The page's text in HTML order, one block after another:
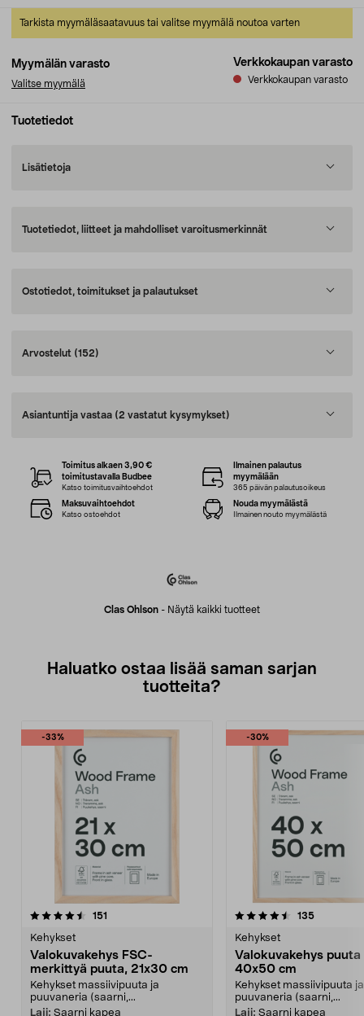
Myymälän varasto
Valitse myymälä
Verkkokaupan varasto
Verkkokaupan varasto
Tarkista myymäläsaatavuus tai valitse myymälä noutoa varten
Tuotetiedot
Lisätietoja
Tuotetiedot, liitteet ja mahdolliset varoitusmerkinnät
Ostotiedot, toimitukset ja palautukset
Arvostelut (152)
Asiantuntija vastaa (2 vastatut kysymykset)
Clas Ohlson - Näytä kaikki tuotteet
Toimitus alkaen 3,90 €
toimitustavalla Budbee
Katso toimitusvaihtoehdot
Ilmainen palautus
myymälään
365 päivän palautusoikeus
Maksuvaihtoehdot
Katso ostoehdot
Nouda myymälästä
Ilmainen nouto myymälästä
Haluatko ostaa lisää saman sarjan
tuotteita?
-33%
151
Kehykset
Valokuvakehys FSC-
merkittyä puuta, 21x30 cm
Kehykset massiivipuuta ja
puuvaneria (saarni,...
Laji: Saarni kapea
-30%
4.5viidestä
135arvostelut
Kehykset
Valokuvakehys puuta
40x50 cm
Kehykset massiivipuuta ja
puuvaneria (saarni,...
Laji: Saarni kapea
3.5viidestä